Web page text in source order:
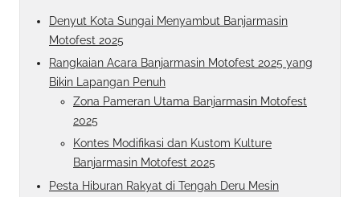
Denyut Kota Sungai Menyambut Banjarmasin
Motofest 2025
Rangkaian Acara Banjarmasin Motofest 2025 yang
Bikin Lapangan Penuh
Zona Pameran Utama Banjarmasin Motofest
2025
Kontes Modifikasi dan Kustom Kulture
Banjarmasin Motofest 2025
Pesta Hiburan Rakyat di Tengah Deru Mesin